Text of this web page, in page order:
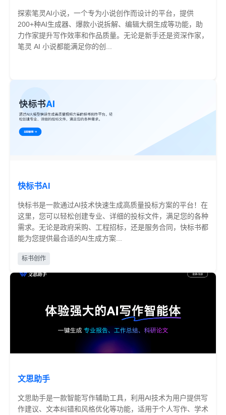
探索笔灵AI小说，一个专为小说创作而设计的平台，提供
200+种AI生成器、爆款小说拆解、编辑大纲生成等功能，助
力作家提升写作效率和作品质量。无论是新手还是资深作家，
笔灵 AI 小说都能满足你的创...
快标书AI
快标书是一款通过AI技术快速生成高质量投标方案的平台！在
这里，您可以轻松创建专业、详细的投标文件，满足您的各种
需求。无论是政府采购、工程招标，还是服务合同，快标书都
能为您提供最合适的AI生成方案...
标书创作
文思助手
文思助手是一款智能写作辅助工具，利用AI技术为用户提供写
作建议、文本纠错和风格优化等功能，适用于个人写作、学术